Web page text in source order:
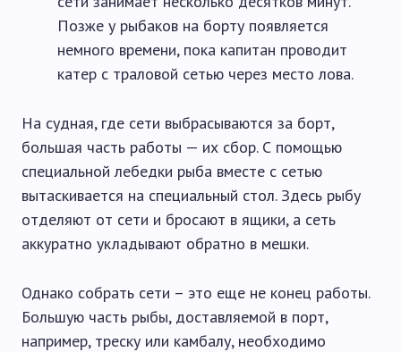
Позже у рыбаков на борту появляется
немного времени, пока капитан проводит
катер с траловой сетью через место лова.
На судная, где сети выбрасываются за борт,
большая часть работы — их сбор. С помощью
специальной лебедки рыба вместе с сетью
вытаскивается на специальный стол. Здесь рыбу
отделяют от сети и бросают в ящики, а сеть
аккуратно укладывают обратно в мешки.
Однако собрать сети – это еще не конец работы.
Большую часть рыбы, доставляемой в порт,
например, треску или камбалу, необходимо